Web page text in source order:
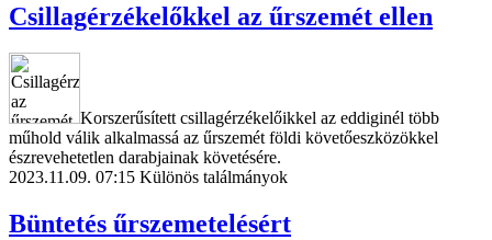
Csillagérzékelőkkel az űrszemét ellen
Korszerűsített csillagérzékelőikkel az eddiginél több
műhold válik alkalmassá az űrszemét földi követőeszközökkel
észrevehetetlen darabjainak követésére.
2023.11.09. 07:15 Különös találmányok
Büntetés űrszemetelésért